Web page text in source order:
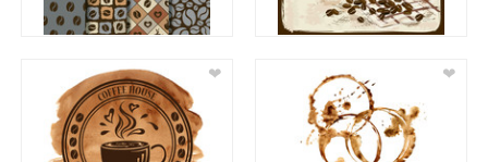
❤ ❤